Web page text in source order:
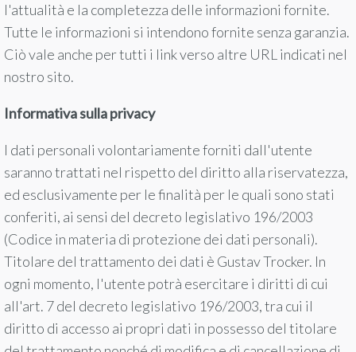
l'attualità e la completezza delle informazioni fornite.
Tutte le informazioni si intendono fornite senza garanzia.
Ciò vale anche per tutti i link verso altre URL indicati nel
nostro sito.
Informativa sulla privacy
I dati personali volontariamente forniti dall'utente
saranno trattati nel rispetto del diritto alla riservatezza,
ed esclusivamente per le finalità per le quali sono stati
conferiti, ai sensi del decreto legislativo 196/2003
(Codice in materia di protezione dei dati personali).
Titolare del trattamento dei dati è Gustav Trocker. In
ogni momento, l'utente potrà esercitare i diritti di cui
all'art. 7 del decreto legislativo 196/2003, tra cui il
diritto di accesso ai propri dati in possesso del titolare